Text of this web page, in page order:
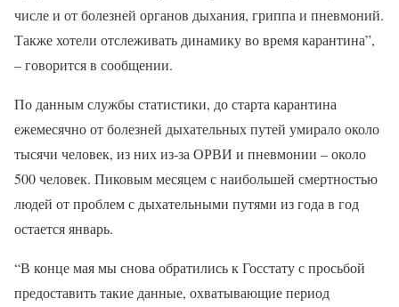
числе и от болезней органов дыхания, гриппа и пневмоний.
Также хотели отслеживать динамику во время карантина”,
– говорится в сообщении.
По данным службы статистики, до старта карантина
ежемесячно от болезней дыхательных путей умирало около
тысячи человек, из них из-за ОРВИ и пневмонии – около
500 человек. Пиковым месяцем с наибольшей смертностью
людей от проблем с дыхательными путями из года в год
остается январь.
“В конце мая мы снова обратились к Госстату с просьбой
предоставить такие данные, охватывающие период